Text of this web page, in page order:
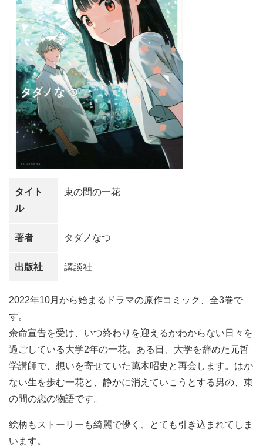
タイト
ル
束の間の一花
著者 タダノなつ
出版社 講談社
2022年10月から始まるドラマの原作コミック、全3巻で
す。
余命宣告を受け、いつ終わりを迎えるかわからない日々を
過ごしている大学2年の一花。ある日、大学を辞めた元哲
学講師で、想いを寄せていた萬木昭史と再会します。はか
ない生を歩む一花と、静かに消えていこうとする男の、束
の間の恋の物語です。
絵柄もストーリーも綺麗で儚く、とても引き込まれてしま
います。